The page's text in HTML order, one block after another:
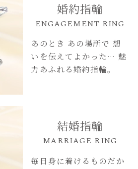
婚約指輪
ENGAGEMENT RING
あのとき あの場所で 想
いを伝えてよかった… 魅
力あふれる婚約指輪。
結婚指輪
MARRIAGE RING
毎日身に着けるものだか